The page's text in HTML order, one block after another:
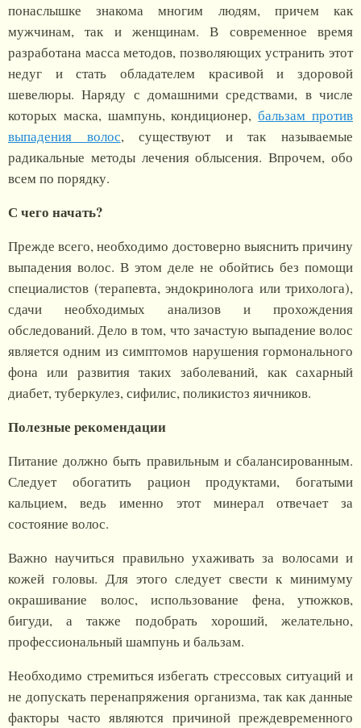
понаслышке знакома многим людям, причем как
мужчинам, так и женщинам. В современное время
разработана масса методов, позволяющих устранить этот
недуг и стать обладателем красивой и здоровой
шевелюры. Наряду с домашними средствами, в числе
которых маска, шампунь, кондиционер,бальзам против
выпадения волос, существуют и так называемые
радикальные методы лечения облысения. Впрочем, обо
всем по порядку.
С чего начать?
Прежде всего, необходимо достоверно выяснить причину
выпадения волос. В этом деле не обойтись без помощи
специалистов (терапевта, эндокринолога или трихолога),
сдачи необходимых анализов и прохождения
обследований. Дело в том, что зачастую выпадение волос
является одним из симптомов нарушения гормонального
фона или развития таких заболеваний, как сахарный
диабет, туберкулез, сифилис, поликистоз яичников.
Полезные рекомендации
Питание должно быть правильным и сбалансированным.
Следует обогатить рацион продуктами, богатыми
кальцием, ведь именно этот минерал отвечает за
состояние волос.
Важно научиться правильно ухаживать за волосами и
кожей головы. Для этого следует свести к минимуму
окрашивание волос, использование фена, утюжков,
бигуди, а также подобрать хороший, желательно,
профессиональный шампунь и бальзам.
Необходимо стремиться избегать стрессовых ситуаций и
не допускать перенапряжения организма, так как данные
факторы часто являются причиной преждевременного